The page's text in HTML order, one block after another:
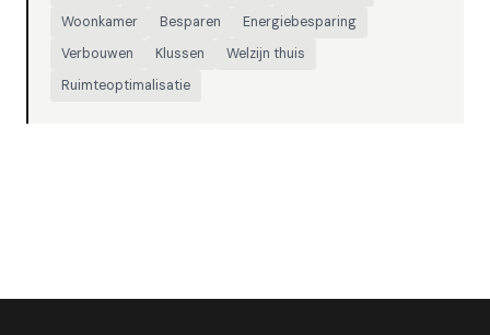
Woonkamer
Besparen
Energiebesparing
Verbouwen
Klussen
Welzijn thuis
Ruimteoptimalisatie